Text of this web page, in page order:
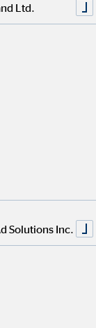
Ltd.
Solutions Inc.